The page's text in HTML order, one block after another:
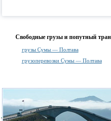
Свободные грузы и попутный
грузы Сумы — Полтава
грузоперевозки Сумы — Полтава